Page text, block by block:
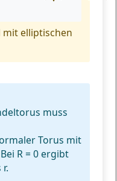
mit elliptischen
muss
Torus mit
R = 0 ergibt